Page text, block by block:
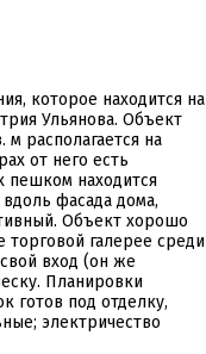
которое находится на
Ульянова. Объект
располагается на
от него есть
пешком находится
фасада дома,
Объект хорошо
торговой галерее среди
вход (он же
Планировки
готов под отделку,
электричество